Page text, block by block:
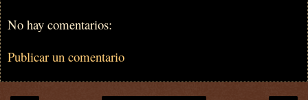
No hay comentarios:
Publicar un comentario